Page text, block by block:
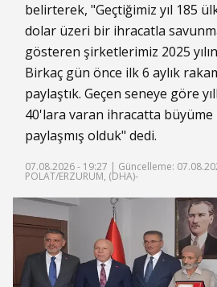
belirterek, "Geçtiğimiz yıl 185
dolar üzeri bir ihracatla
gösteren şirketlerimiz 2025
Birkaç gün önce ilk 6 aylık
paylaştık. Geçen seneye göre
40'lara varan ihracatta büyüme
paylaşmış olduk" dedi.
07.08.2026 - 19:27 | Güncelleme:
POLAT/ERZURUM, (DHA)-